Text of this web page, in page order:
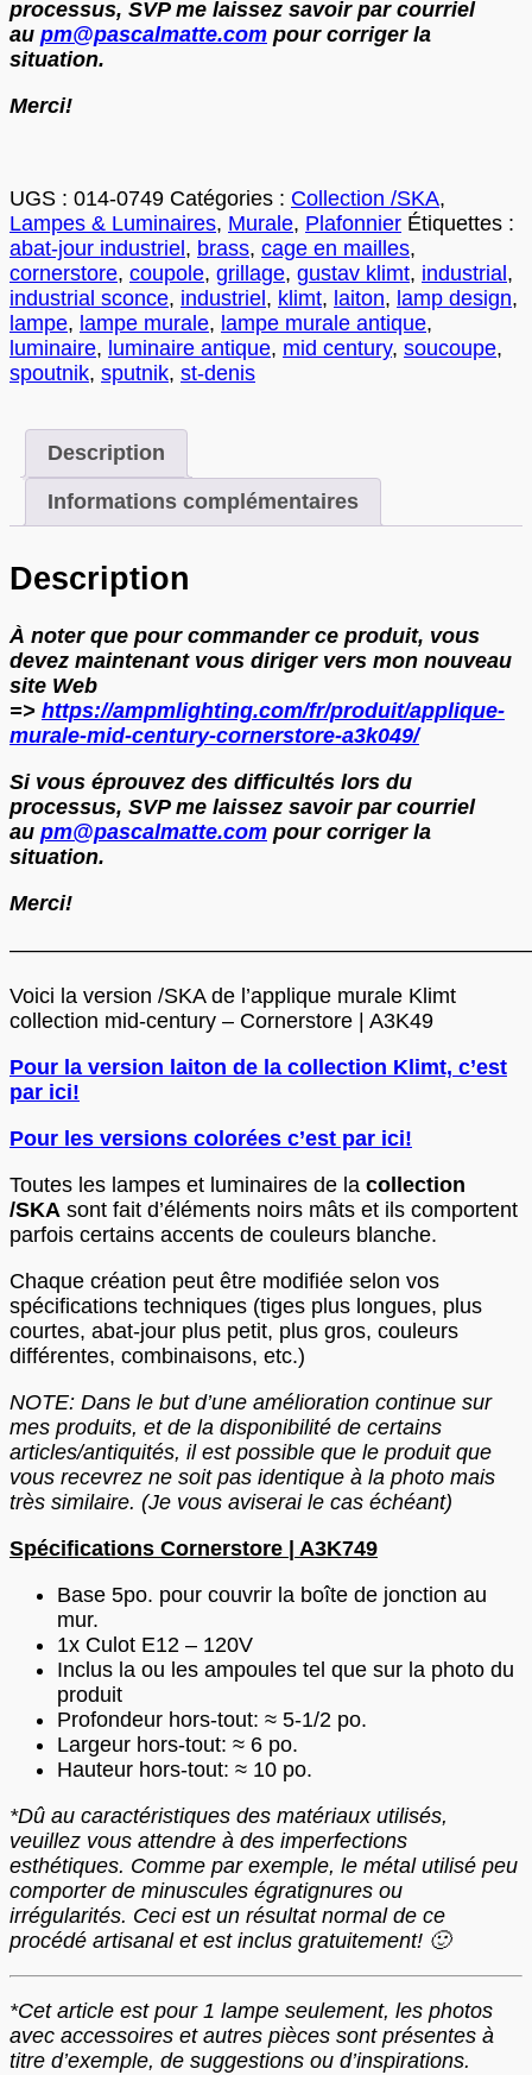
processus, SVP me laissez savoir par courriel
au pm@pascalmatte.com pour corriger la
situation.
Merci!
UGS : 014-0749 Catégories : Collection /SKA,
Lampes & Luminaires, Murale, Plafonnier Étiquettes :
abat-jour industriel, brass, cage en mailles,
cornerstore, coupole, grillage, gustav klimt, industrial,
industrial sconce, industriel, klimt, laiton, lamp design,
lampe, lampe murale, lampe murale antique,
luminaire, luminaire antique, mid century, soucoupe,
spoutnik, sputnik, st-denis
Description
Informations complémentaires
Description
À noter que pour commander ce produit, vous
devez maintenant vous diriger vers mon nouveau
site Web
=> https://ampmlighting.com/fr/produit/applique-
murale-mid-century-cornerstore-a3k049/
Si vous éprouvez des difficultés lors du
processus, SVP me laissez savoir par courriel
au pm@pascalmatte.com pour corriger la
situation.
Merci!
Voici la version /SKA de l’applique murale Klimt
collection mid-century – Cornerstore | A3K49
Pour la version laiton de la collection Klimt, c’est
par ici!
Pour les versions colorées c’est par ici!
Toutes les lampes et luminaires de la collection
/SKA sont fait d’éléments noirs mâts et ils comportent
parfois certains accents de couleurs blanche.
Chaque création peut être modifiée selon vos
spécifications techniques (tiges plus longues, plus
courtes, abat-jour plus petit, plus gros, couleurs
différentes, combinaisons, etc.)
NOTE: Dans le but d’une amélioration continue sur
mes produits, et de la disponibilité de certains
articles/antiquités, il est possible que le produit que
vous recevrez ne soit pas identique à la photo mais
très similaire. (Je vous aviserai le cas échéant)
Spécifications Cornerstore | A3K749
Base 5po. pour couvrir la boîte de jonction au
mur.
1x Culot E12 – 120V
Inclus la ou les ampoules tel que sur la photo du
produit
Profondeur hors-tout: ≈ 5-1/2 po.
Largeur hors-tout: ≈ 6 po.
Hauteur hors-tout: ≈ 10 po.
*Dû au caractéristiques des matériaux utilisés,
veuillez vous attendre à des imperfections
esthétiques. Comme par exemple, le métal utilisé peu
comporter de minuscules égratignures ou
irrégularités. Ceci est un résultat normal de ce
procédé artisanal et est inclus gratuitement! 🙂
*Cet article est pour 1 lampe seulement, les photos
avec accessoires et autres pièces sont présentes à
titre d’exemple, de suggestions ou d’inspirations.